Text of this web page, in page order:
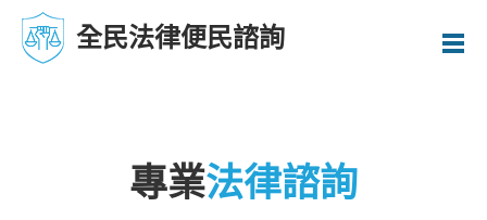
全民法律便民諮詢
專業法律諮詢